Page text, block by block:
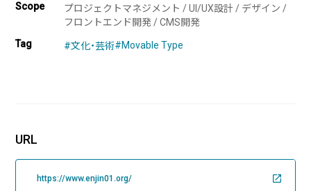
PICK UP
企業様に合わせたCMS Platformを提供することでビジネスを加
速させます。
Scope
プロジェクトマネジメント / UI/UX設計 / デザイン /
フロントエンド開発 / CMS開発
Tag
#文化・芸術#Movable Type
URL
https://www.enjin01.org/